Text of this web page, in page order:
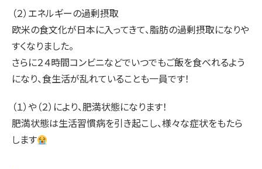
（２）エネルギーの過剰摂取
欧米の食文化が日本に入ってきて、脂肪の過剰摂取になりや
すくなりました。
さらに２４時間コンビニなどでいつでもご飯を食べれるよう
になり、食生活が乱れていることも一員です！
（１）や（２）により、肥満状態になります！
肥満状態は生活習慣病を引き起こし、様々な症状をもたら
します